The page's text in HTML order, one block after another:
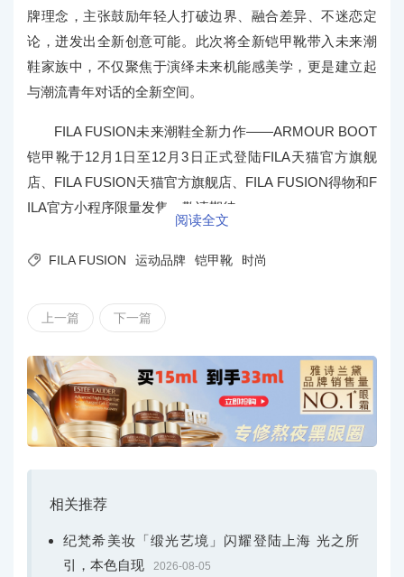
牌理念，主张鼓励年轻人打破边界、融合差异、不迷恋定
论，迸发出全新创意可能。此次将全新铠甲靴带入未来潮
鞋家族中，不仅聚焦于演绎未来机能感美学，更是建立起
与潮流青年对话的全新空间。
FILA FUSION未来潮鞋全新力作——ARMOUR BOOT
铠甲靴于12月1日至12月3日正式登陆FILA天猫官方旗舰
店、FILA FUSION天猫官方旗舰店、FILA FUSION得物和F
ILA官方小程序限量发售，敬请期待。
阅读全文
 FILA FUSION 运动品牌 铠甲靴 时尚
上一篇 下一篇
相关推荐
纪梵希美妆「缎光艺境」闪耀登陆上海 光之所
引，本色自现
2026-08-05